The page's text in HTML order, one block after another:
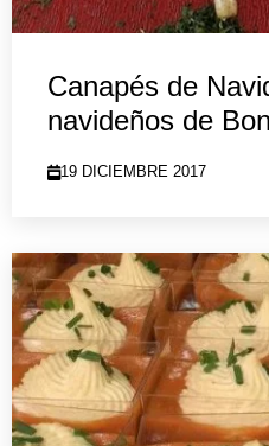
Canapés de
navideños de
19 DICIEMBRE 2017